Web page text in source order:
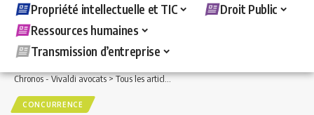
Propriété intellectuelle et TIC
Droit Public
Ressources humaines
Transmission d’entreprise
Chronos - Vivaldi avocats>Tous les articles >Concurrence / Consommation /
CONCURRENCE